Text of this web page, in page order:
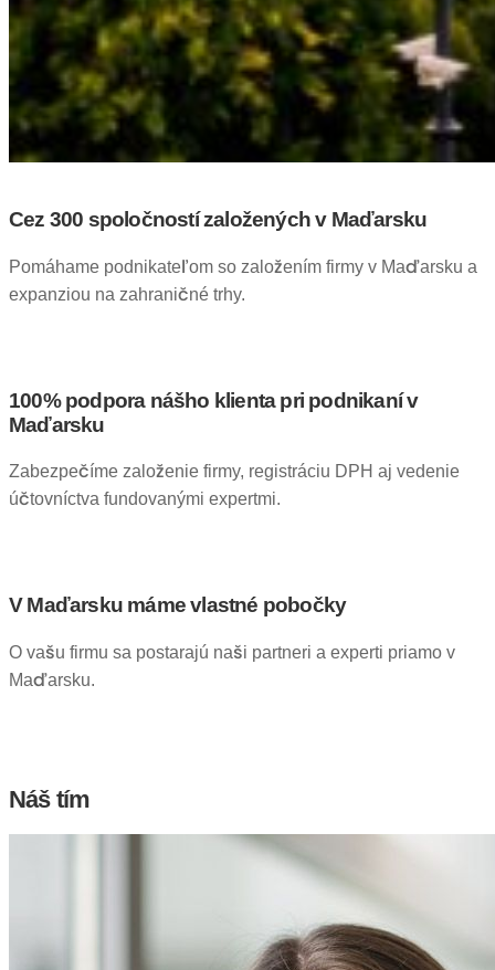
Cez 300 spoločností založených v Maďarsku
Pomáhame podnikateľom so založením firmy v Maďarsku a
expanziou na zahraničné trhy.
100% podpora nášho klienta pri podnikaní v
Maďarsku
Zabezpečíme založenie firmy, registráciu DPH aj vedenie
účtovníctva fundovanými expertmi.
V Maďarsku máme vlastné pobočky
O vašu firmu sa postarajú naši partneri a experti priamo v
Maďarsku.
Náš tím